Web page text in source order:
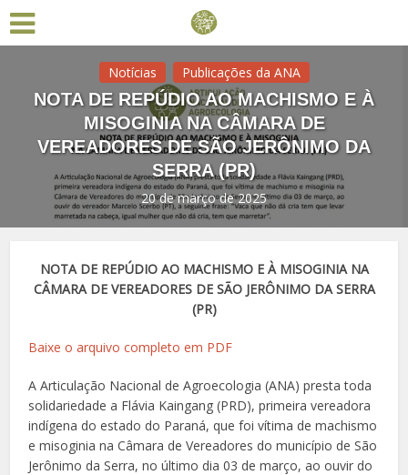
Notícias Publicações da ANA
NOTA DE REPÚDIO AO MACHISMO E À
MISOGINIA NA CÂMARA DE
VEREADORES DE SÃO JERÔNIMO DA
SERRA (PR)
20 de março de 2025
NOTA DE REPÚDIO AO MACHISMO E À MISOGINIA NA
CÂMARA DE VEREADORES DE SÃO JERÔNIMO DA SERRA
(PR)
Baixe o arquivo completo em PDF
A Articulação Nacional de Agroecologia (ANA) presta toda
solidariedade a Flávia Kaingang (PRD), primeira vereadora
indígena do estado do Paraná, que foi vítima de machismo
e misoginia na Câmara de Vereadores do município de São
Jerônimo da Serra, no último dia 03 de março, ao ouvir do